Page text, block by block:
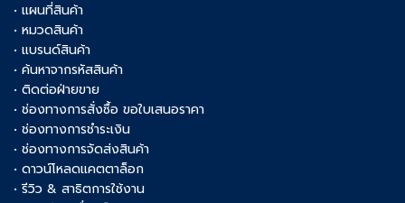
• แผนที่สินค้า
• หมวดสินค้า
• แบรนด์สินค้า
• ค้นหาจากรหัสสินค้า
• ติดต่อฝ่ายขาย
• ช่องทางการสั่งซื้อ ขอใบเสนอราคา
• ช่องทางการชำระเงิน
• ช่องทางการจัดส่งสินค้า
• ดาวน์โหลดแคตตาล็อก
• รีวิว & สาธิตการใช้งาน